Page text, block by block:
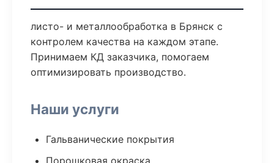
листо- и металлообработка в Брянск с
контролем качества на каждом этапе.
Принимаем КД заказчика, помогаем
оптимизировать производство.
Наши услуги
Гальванические покрытия
Порошковая окраска